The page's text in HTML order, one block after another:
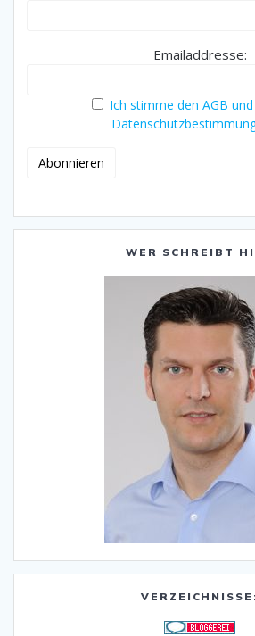
Emailaddresse:
Ich stimme den AGB
WER SCHREIBT
VERZEICHNISSE: